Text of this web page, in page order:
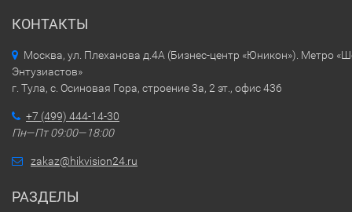
КОНТАКТЫ
Москва, ул. Плеханова д.4А (Бизнес-центр «Юникон»). Метро
Энтузиастов»
г. Тула, с. Осиновая Гора, строение 3а, 2 эт., офис 436
+7 (499) 444-14-30
Пн—Пт 09:00—18:00
zakaz@hikvision24.ru
РАЗДЕЛЫ